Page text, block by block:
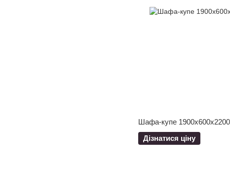
Шафа-купе
Дізнатися ціну